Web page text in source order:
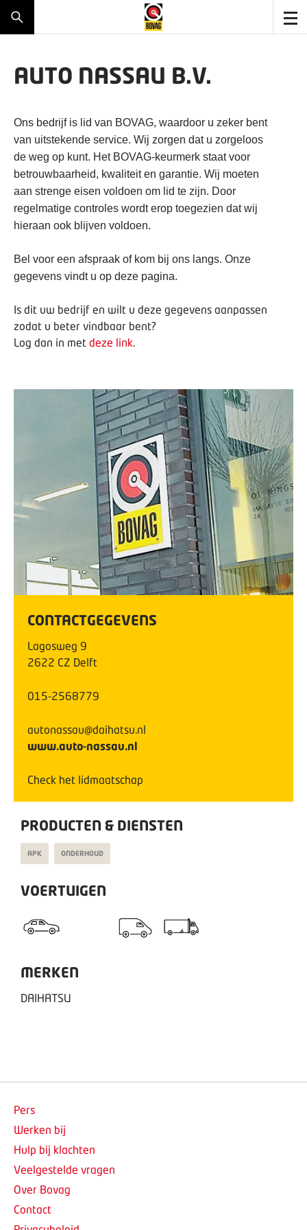
AUTO NASSAU B.V.
Ons bedrijf is lid van BOVAG, waardoor u zeker bent
van uitstekende service. Wij zorgen dat u zorgeloos
de weg op kunt. Het BOVAG-keurmerk staat voor
betrouwbaarheid, kwaliteit en garantie. Wij moeten
aan strenge eisen voldoen om lid te zijn. Door
regelmatige controles wordt erop toegezien dat wij
hieraan ook blijven voldoen.
Bel voor een afspraak of kom bij ons langs. Onze
gegevens vindt u op deze pagina.
Is dit uw bedrijf en wilt u deze gegevens aanpassen
zodat u beter vindbaar bent?
Log dan in met deze link.
CONTACTGEGEVENS
Lagosweg 9
2622 CZ Delft
015-2568779
autonassau@daihatsu.nl
www.auto-nassau.nl
Check het lidmaatschap
PRODUCTEN & DIENSTEN
APK ONDERHOUD
VOERTUIGEN
MERKEN
DAIHATSU
Pers
Werken bij
Hulp bij klachten
Veelgestelde vragen
Over Bovag
Contact